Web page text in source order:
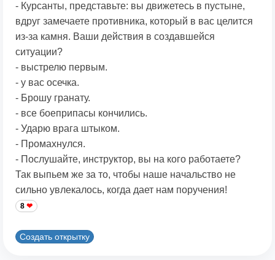
- Курсанты, представьте: вы движетесь в пустыне,
вдруг замечаете противника, который в вас целится
из-за камня. Ваши действия в создавшейся
ситуации?
- выстрелю первым.
- у вас осечка.
- Брошу гранату.
- все боеприпасы кончились.
- Ударю врага штыком.
- Промахнулся.
- Послушайте, инструктор, вы на кого работаете?
Так выпьем же за то, чтобы наше начальство не
сильно увлекалось, когда дает нам поручения!
8
Создать открытку